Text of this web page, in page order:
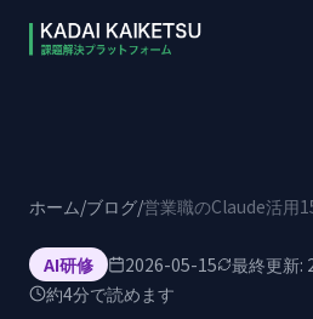
ホーム/ブログ/
AI研修 2026-05-15 最終更新:
約4分で読めます